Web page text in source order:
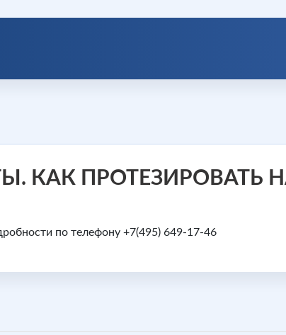
КАК ПРОТЕЗИРОВАТЬ
по телефону +7(495) 649-17-46